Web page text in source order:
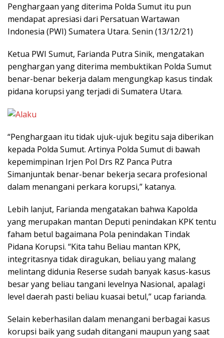
Penghargaan yang diterima Polda Sumut itu pun
mendapat apresiasi dari Persatuan Wartawan
Indonesia (PWI) Sumatera Utara. Senin (13/12/21)
Ketua PWI Sumut, Farianda Putra Sinik, mengatakan
penghargan yang diterima membuktikan Polda Sumut
benar-benar bekerja dalam mengungkap kasus tindak
pidana korupsi yang terjadi di Sumatera Utara.
“Penghargaan itu tidak ujuk-ujuk begitu saja diberikan
kepada Polda Sumut. Artinya Polda Sumut di bawah
kepemimpinan Irjen Pol Drs RZ Panca Putra
Simanjuntak benar-benar bekerja secara profesional
dalam menangani perkara korupsi,” katanya.
Lebih lanjut, Farianda mengatakan bahwa Kapolda
yang merupakan mantan Deputi penindakan KPK tentu
faham betul bagaimana Pola penindakan Tindak
Pidana Korupsi. “Kita tahu Beliau mantan KPK,
integritasnya tidak diragukan, beliau yang malang
melintang didunia Reserse sudah banyak kasus-kasus
besar yang beliau tangani levelnya Nasional, apalagi
level daerah pasti beliau kuasai betul,” ucap farianda.
Selain keberhasilan dalam menangani berbagai kasus
korupsi baik yang sudah ditangani maupun yang saat